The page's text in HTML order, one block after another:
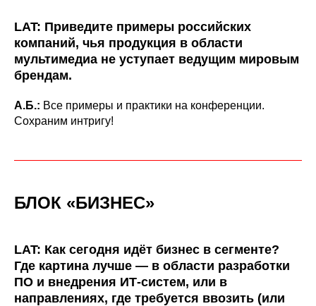
LAT: Приведите примеры российских
компаний, чья продукция в области
мультимедиа не уступает ведущим мировым
брендам.
А.Б.: Все примеры и практики на конференции.
Сохраним интригу!
БЛОК «БИЗНЕС»
LAT: Как сегодня идёт бизнес в сегменте?
Где картина лучше — в области разработки
ПО и внедрения ИТ-систем, или в
направлениях, где требуется ввозить (или